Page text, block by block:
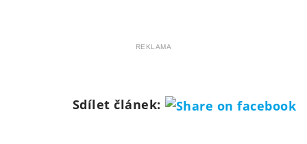
REKLAMA
Sdílet článek: